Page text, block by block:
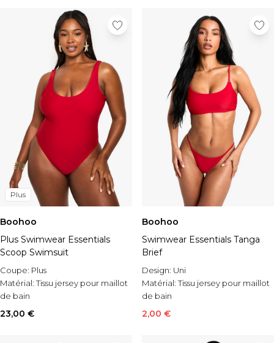
Plus
Boohoo
Plus Swimwear Essentials
Scoop Swimsuit
Coupe: Plus
Matérial:Tissu jersey pour maillot
de bain
Style: Maillot de bain
23,00 €
Boohoo
Swimwear Essentials Tanga
Brief
Design: Uni
Matérial:Tissu jersey pour maillot
de bain
Occasion:
2,00 €